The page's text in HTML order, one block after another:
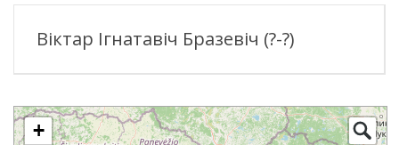
Віктар Ігнатавіч Бразевіч (?-?)
+